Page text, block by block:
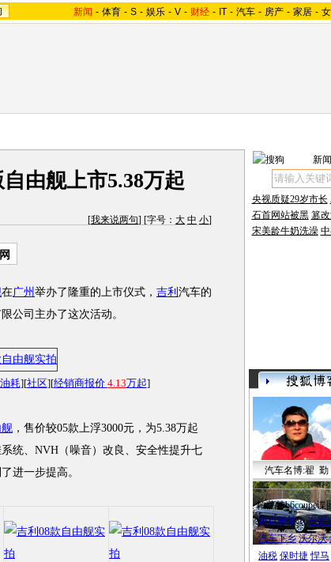
新闻 - 体育 - S - 娱乐 - V - 财经 - IT - 汽车 - 房产 - 家居 -
由舰上市5.38万起
[我来说两句] [字号： 大 中 小]
在广州 举办了隆重的上市仪式， 吉利 汽车的
公司主办了这次活动。
油耗][社区][经销商报价 4.13万起]
，售价较05款上浮3000元，为5.38万起
统、NVH（噪音）改良、安全性提升七
进一步提高。
新闻
央视质疑29岁市长
石首网站被黑 篡
宋美龄牛奶洗澡
汽车名博:翟 勤
帕萨特b6coupe谍
热点标签： 车船
汽车下乡 沃尔沃
油税 保时捷 悍马